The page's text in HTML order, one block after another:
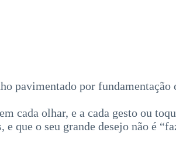
pavimentado por
cada olhar, e a cada gesto ou
que o seu grande desejo não é